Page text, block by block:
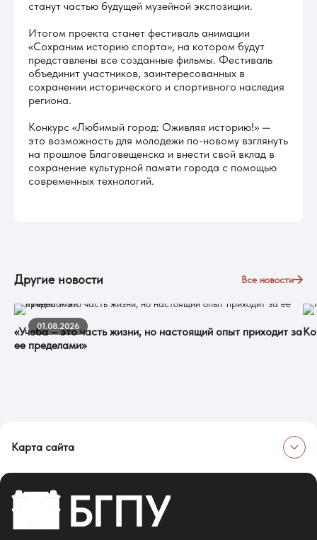
станут частью будущей музейной экспозиции.
Итогом проекта станет фестиваль анимации
«Сохраним историю спорта», на котором будут
представлены все созданные фильмы. Фестиваль
объединит участников, заинтересованных в
сохранении исторического и спортивного наследия
региона.
Конкурс «Любимый город: Оживляя историю!» —
это возможность для молодежи по-новому взглянуть
на прошлое Благовещенска и внести свой вклад в
сохранение культурной памяти города с помощью
современных технологий.
Другие новости Все новости
01.08.2026
«Учеба – это часть жизни, но настоящий опыт приходит за
ее пределами»
Карта сайта
Сведения об образовательной организации
Об Университете
Сотрудники и преподаватели